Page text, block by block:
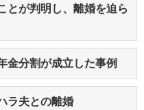
とが判明し、離婚を迫ら
金分割が成立した事例
ラ夫との離婚